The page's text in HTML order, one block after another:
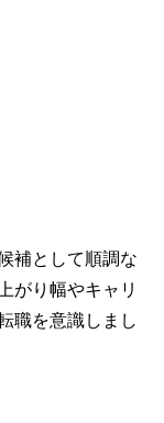
補として順調な
がり幅やキャリ
職を意識しまし